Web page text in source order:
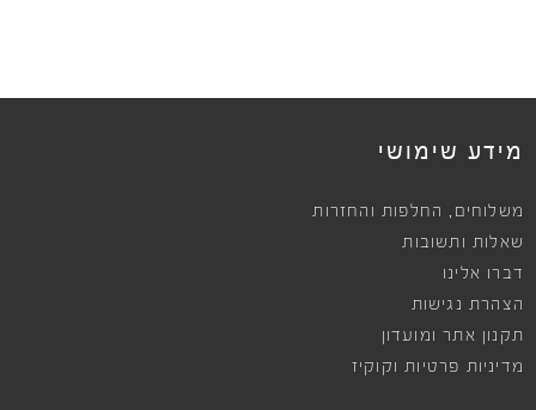
מידע שימושי
משלוחים , החלפות והחזרות
שאלות ותשובות
דברו אלינו
הצהרת נגישות
תקנון אתר ומועדון
מדיניות פרטיות וקוקיז